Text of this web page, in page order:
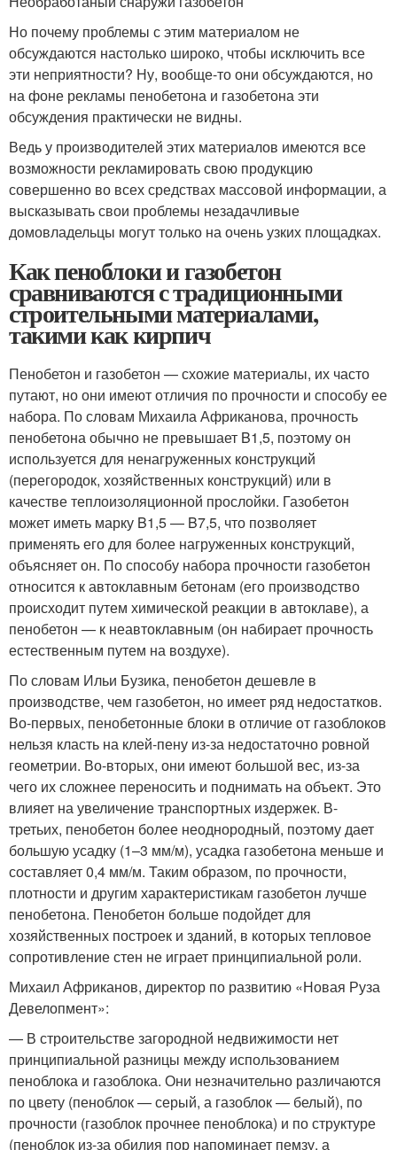
Но почему проблемы с этим материалом не
обсуждаются настолько широко, чтобы исключить все
эти неприятности? Ну, вообще-то они обсуждаются, но
на фоне рекламы пенобетона и газобетона эти
обсуждения практически не видны.
Ведь у производителей этих материалов имеются все
возможности рекламировать свою продукцию
совершенно во всех средствах массовой информации, а
высказывать свои проблемы незадачливые
домовладельцы могут только на очень узких площадках.
Как пеноблоки и газобетон
сравниваются с традиционными
строительными материалами,
такими как кирпич
Пенобетон и газобетон — схожие материалы, их часто
путают, но они имеют отличия по прочности и способу ее
набора. По словам Михаила Африканова, прочность
пенобетона обычно не превышает B1,5, поэтому он
используется для ненагруженных конструкций
(перегородок, хозяйственных конструкций) или в
качестве теплоизоляционной прослойки. Газобетон
может иметь марку B1,5 — B7,5, что позволяет
применять его для более нагруженных конструкций,
объясняет он. По способу набора прочности газобетон
относится к автоклавным бетонам (его производство
происходит путем химической реакции в автоклаве), а
пенобетон — к неавтоклавным (он набирает прочность
естественным путем на воздухе).
По словам Ильи Бузика, пенобетон дешевле в
производстве, чем газобетон, но имеет ряд недостатков.
Во-первых, пенобетонные блоки в отличие от газоблоков
нельзя класть на клей-пену из-за недостаточно ровной
геометрии. Во-вторых, они имеют большой вес, из-за
чего их сложнее переносить и поднимать на объект. Это
влияет на увеличение транспортных издержек. В-
третьих, пенобетон более неоднородный, поэтому дает
большую усадку (1–3 мм/м), усадка газобетона меньше и
составляет 0,4 мм/м. Таким образом, по прочности,
плотности и другим характеристикам газобетон лучше
пенобетона. Пенобетон больше подойдет для
хозяйственных построек и зданий, в которых тепловое
сопротивление стен не играет принципиальной роли.
Михаил Африканов, директор по развитию «Новая Руза
Девелопмент»:
— В строительстве загородной недвижимости нет
принципиальной разницы между использованием
пеноблока и газоблока. Они незначительно различаются
по цвету (пеноблок — серый, а газоблок — белый), по
прочности (газоблок прочнее пеноблока) и по структуре
(пеноблок из-за обилия пор напоминает пемзу, а